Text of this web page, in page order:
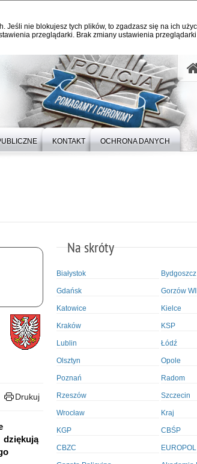
Jeśli nie blokujesz tych plików, to zgadzasz się na ich
przeglądarki. Brak zmiany ustawienia przeglądarki
KONTAKT OCHRONA DANYCH
Drukuj
dziękują
Na skróty
Białystok Bydgoszcz
Gdańsk Gorzów
Katowice Kielce
Kraków KSP
Lublin Łódź
Olsztyn Opole
Poznań Radom
Rzeszów Szczecin
Wrocław Kraj
KGP CBŚP
CBZC EUROPOL